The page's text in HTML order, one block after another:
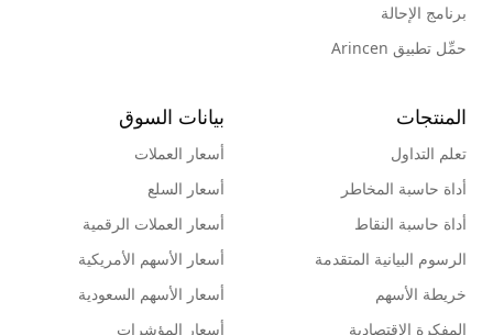
برنامج الإحالة
حمِّل تطبيق Arincen
المنتجات
تعلم التداول
أداة حاسبة المخاطر
أداة حاسبة النقاط
الرسوم البيانية المتقدمة
خريطة الأسهم
المفكرة الإقتصادية
بيانات السوق
أسعار العملات
أسعار السلع
أسعار العملات الرقمية
أسعار الأسهم الأمريكية
أسعار الأسهم السعودية
أسعار المؤشرات